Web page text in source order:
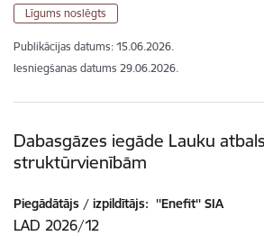
Līgums noslēgts
Publikācijas datums: 15.06.2026.
Iesniegšanas datums 29.06.2026.
Dabasgāzes iegāde Lauku
struktūrvienībām
Piegādātājs / izpildītājs: ''Enefit'' SIA
LAD 2026/12